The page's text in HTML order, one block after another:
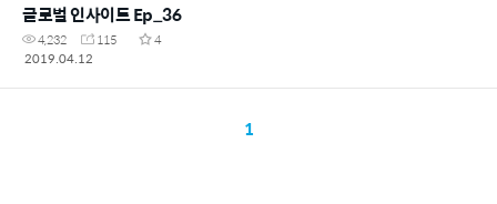
글로벌 인사이트 Ep_36
4,232 115
4
2019.04.12
1